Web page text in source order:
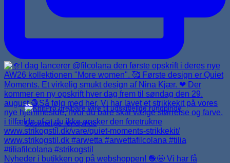
Udskiftelige rundpinde
Nyheder i butikken og på webshoppen! 🧶🤩 Vi har få